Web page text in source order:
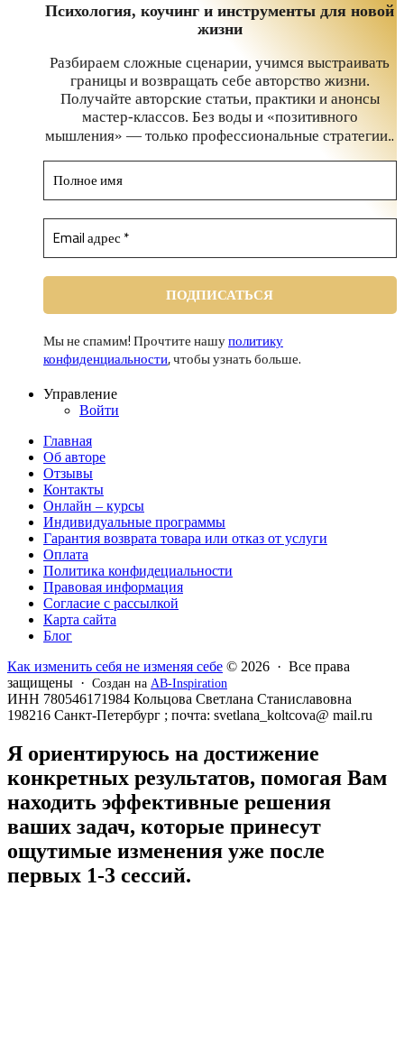
Психология, коучинг и инструменты для новой
жизни
Разбираем сложные сценарии, учимся выстраивать
границы и возвращать себе авторство жизни.
Получайте авторские статьи, практики и анонсы
мастер-классов. Без воды и «позитивного
мышления» — только профессиональные стратегии..
Мы не спамим! Прочтите нашуполитику
конфиденциальности, чтобы узнать больше.
Управление
Войти
Главная
Об авторе
Отзывы
Контакты
Онлайн – курсы
Индивидуальные программы
Гарантия возврата товара или отказ от услуги
Оплата
Политика конфидециальности
Правовая информация
Согласие с рассылкой
Карта сайта
Блог
Как изменить себя не изменяя себе © 2026 · Все права
защищены · Создан на AB-Inspiration
ИНН 780546171984 Кольцова Светлана Станиславовна
198216 Санкт-Петербург ; почта: svetlana_koltcova@ mail.ru
Я ориентируюсь на достижение
конкретных результатов, помогая Вам
находить эффективные решения
ваших задач, которые принесут
ощутимые изменения уже после
первых 1-3 сессий.